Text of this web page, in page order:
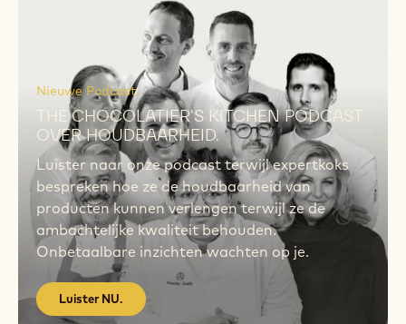
Nieuwe Podcast.
THE CHOCOLATIER'S KITCHEN PODCAST
OVER HOUDBAARHEID.
Luister naar onze podcast terwijl expertkoks
bespreken hoe ze de houdbaarheid van
producten kunnen verlengen terwijl ze de
ambachtelijke kwaliteit behouden.
Onbetaalbare inzichten wachten op je.
Luister NU.
NU.